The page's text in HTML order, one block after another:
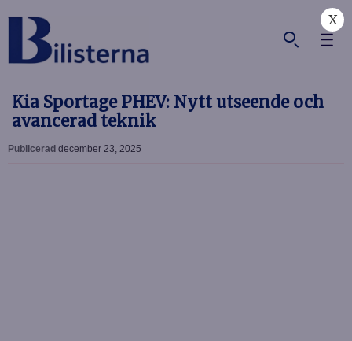
X
Kia Sportage PHEV: Nytt utseende och
avancerad teknik
Publicerad december 23, 2025